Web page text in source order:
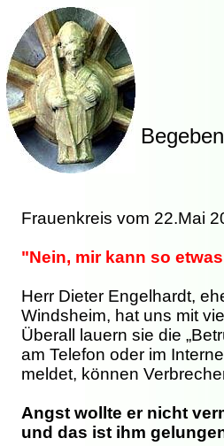
Frauenkreis vom 22.Mai
"Nein, mir kann so
Herr Dieter Engelhardt,
Windsheim, hat uns mit
Überall lauern sie die
am Telefon oder im
meldet, können
Angst wollte er nicht
und das ist ihm